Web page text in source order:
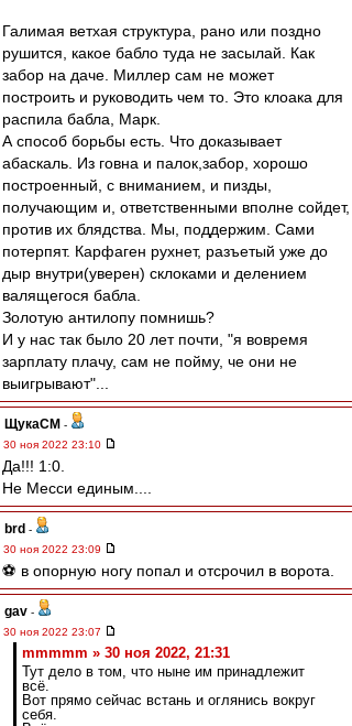
Галимая ветхая структура, рано или поздно
рушится, какое бабло туда не засылай. Как
забор на даче. Миллер сам не может
построить и руководить чем то. Это клоака для
распила бабла, Марк.
А способ борьбы есть. Что доказывает
абаскаль. Из говна и палок,забор, хорошо
построенный, с вниманием, и пизды,
получающим и, ответственными вполне сойдет,
против их блядства. Мы, поддержим. Сами
потерпят. Карфаген рухнет, разъетый уже до
дыр внутри(уверен) склоками и делением
валящегося бабла.
Золотую антилопу помнишь?
И у нас так было 20 лет почти, "я вовремя
зарплату плачу, сам не пойму, че они не
выигрывают"...
ЩукаСМ -
30 ноя 2022 23:10
Да!!! 1:0.
Не Месси единым....
brd -
30 ноя 2022 23:09
⚽ в опорную ногу попал и отсрочил в ворота.
gav -
30 ноя 2022 23:07
mmmmm » 30 ноя 2022, 21:31
Тут дело в том, что ныне им принадлежит
всё.
Вот прямо сейчас встань и оглянись вокруг
себя.